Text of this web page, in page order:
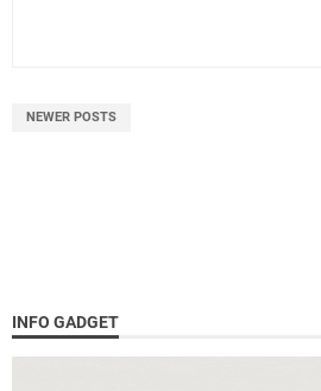
NEWER POSTS
INFO GADGET